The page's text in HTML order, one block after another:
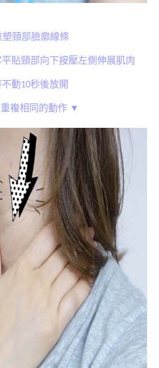
塑頸部臉廓線條
貼頸部向下按壓左側伸展肌肉
動10秒後放開
複相同的動作 ▼